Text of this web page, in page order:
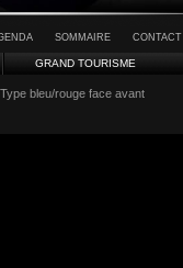
SOMMAIRE CONTACT
GRAND TOURISME
bleu/rouge face avant